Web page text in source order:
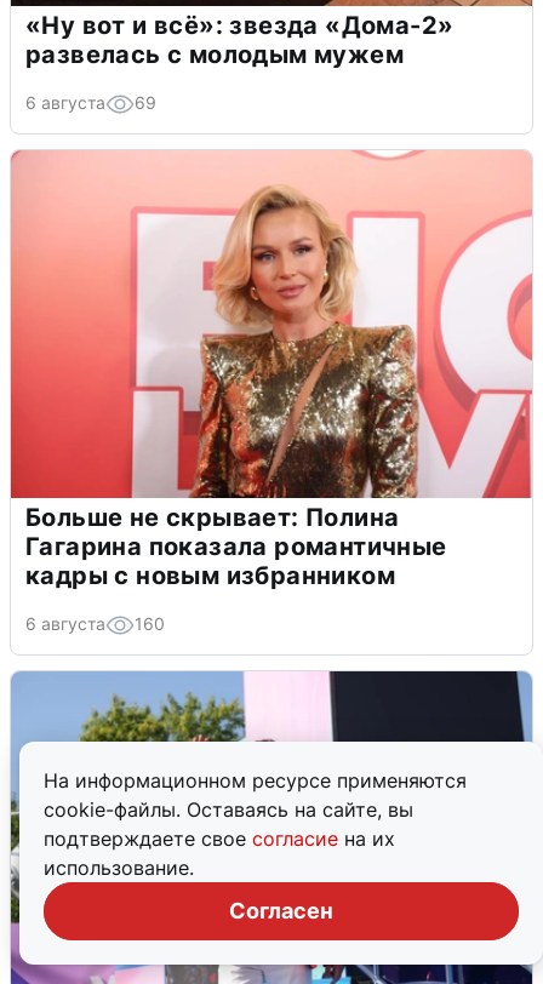
На информационном ресурсе применяются
cookie-файлы. Оставаясь на сайте, вы
подтверждаете свое согласие на их
использование.
Согласен
«Ну вот и всё»: звезда «Дома-2»
развелась с молодым мужем
6 августа 69
Больше не скрывает: Полина
Гагарина показала романтичные
кадры с новым избранником
6 августа 160